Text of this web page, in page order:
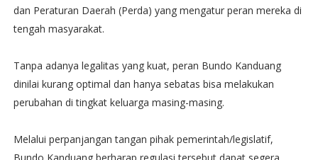
dan Peraturan Daerah (Perda) yang mengatur peran mereka di
tengah masyarakat.
Tanpa adanya legalitas yang kuat, peran Bundo Kanduang
dinilai kurang optimal dan hanya sebatas bisa melakukan
perubahan di tingkat keluarga masing-masing.
Melalui perpanjangan tangan pihak pemerintah/legislatif,